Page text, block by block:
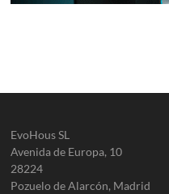
EvoHous SL
Avenida de Europa, 10
28224
Pozuelo de Alarcón, Madrid